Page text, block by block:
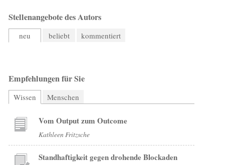
Stellenangebote des Autors
neu beliebt kommentiert
Empfehlungen für Sie
Wissen (aktiver Reiter)
Menschen
Vom Output zum Outcome
Kathleen Fritzsche
Standhaftigkeit gegen drohende Blockaden